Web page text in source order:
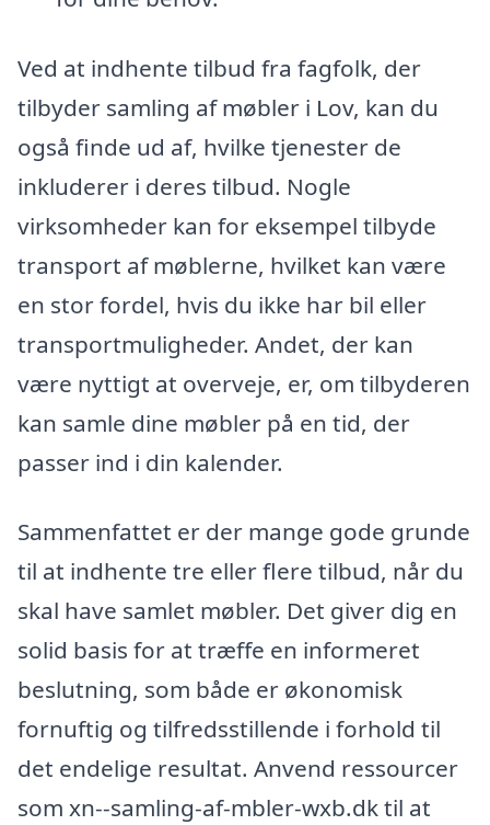
Ved at indhente tilbud fra fagfolk, der
tilbyder samling af møbler i Lov, kan du
også finde ud af, hvilke tjenester de
inkluderer i deres tilbud. Nogle
virksomheder kan for eksempel tilbyde
transport af møblerne, hvilket kan være
en stor fordel, hvis du ikke har bil eller
transportmuligheder. Andet, der kan
være nyttigt at overveje, er, om tilbyderen
kan samle dine møbler på en tid, der
passer ind i din kalender.
Sammenfattet er der mange gode grunde
til at indhente tre eller flere tilbud, når du
skal have samlet møbler. Det giver dig en
solid basis for at træffe en informeret
beslutning, som både er økonomisk
fornuftig og tilfredsstillende i forhold til
det endelige resultat. Anvend ressourcer
som xn--samling-af-mbler-wxb.dk til at